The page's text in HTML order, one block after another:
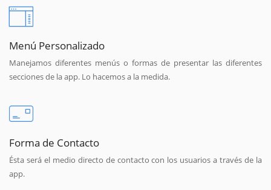
Menú Personalizado
Manejamos diferentes menús o formas de presentar las diferentes
secciones de la app. Lo hacemos a la medida.
Forma de Contacto
Ésta será el medio directo de contacto con los usuarios a través de la
app.